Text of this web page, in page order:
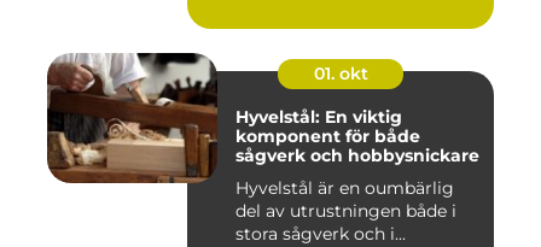
01. okt
Hyvelstål: En viktig
komponent för både
sågverk och hobbysnickare
Hyvelstål är en oumbärlig
del av utrustningen både i
stora sågverk och i...